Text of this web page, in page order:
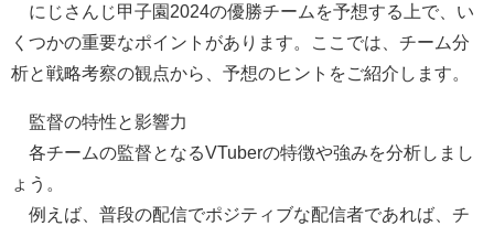
にじさんじ甲子園2024の優勝チームを予想する上で、い
くつかの重要なポイントがあります。ここでは、チーム分
析と戦略考察の観点から、予想のヒントをご紹介します。
監督の特性と影響力
各チームの監督となるVTuberの特徴や強みを分析しまし
ょう。
例えば、普段の配信でポジティブな配信者であれば、チ